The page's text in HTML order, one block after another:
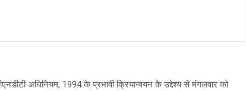
अधिनियम, 1994 के प्रभावी क्रियान्वयन के उद्देश्य से मंगलवार को